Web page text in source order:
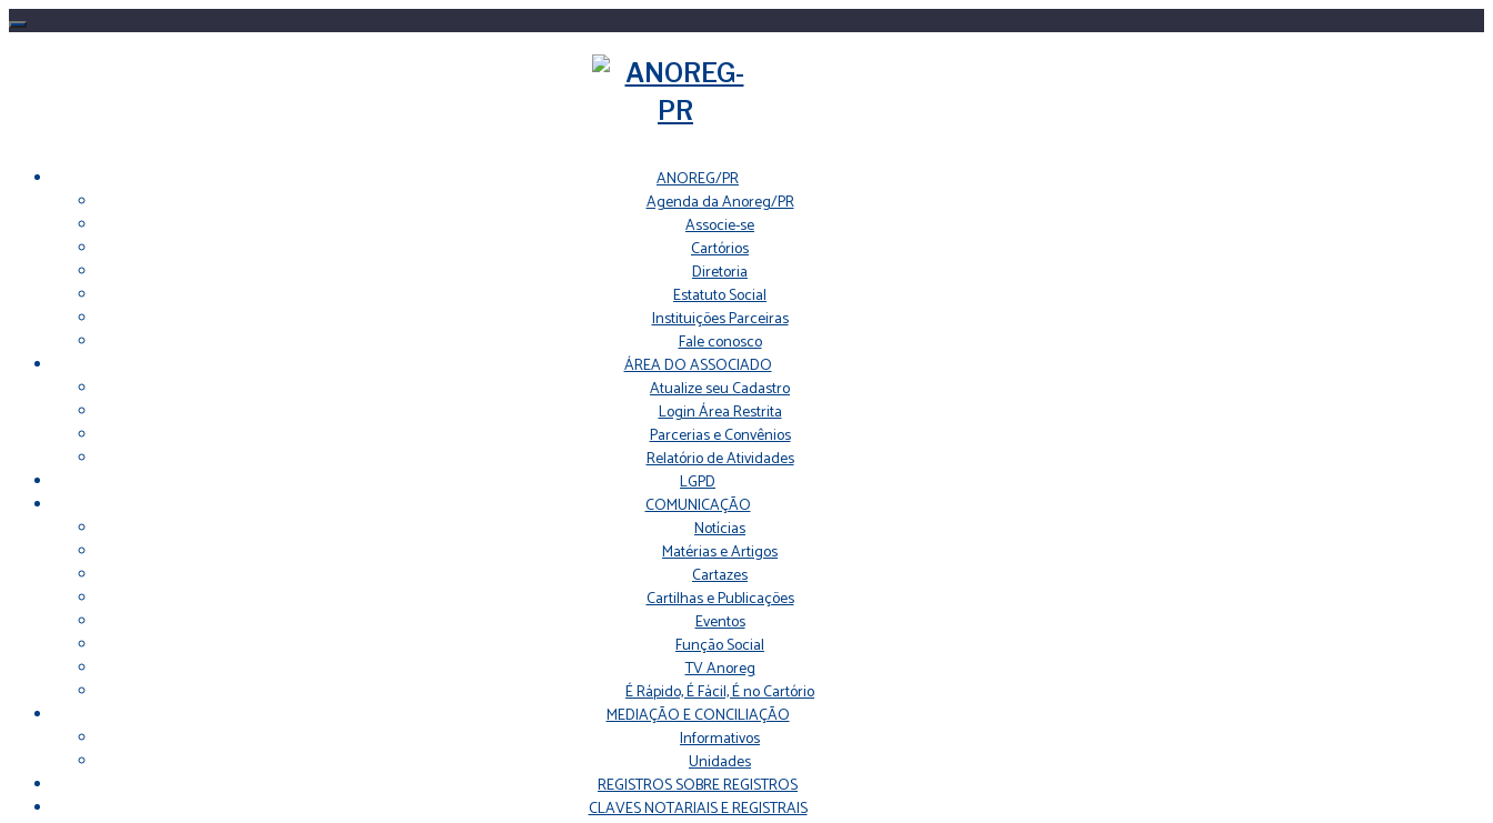
ANOREG/PR
Agenda da Anoreg/PR
Associe-se
Cartórios
Diretoria
Estatuto Social
Instituições Parceiras
Fale conosco
ÁREA DO ASSOCIADO
Atualize seu Cadastro
Login Área Restrita
Parcerias e Convênios
Relatório de Atividades
LGPD
COMUNICAÇÃO
Notícias
Matérias e Artigos
Cartazes
Cartilhas e Publicações
Eventos
Função Social
TV Anoreg
É Rápido, É Fácil, É no Cartório
MEDIAÇÃO E CONCILIAÇÃO
Informativos
Unidades
REGISTROS SOBRE REGISTROS
CLAVES NOTARIAIS E REGISTRAIS